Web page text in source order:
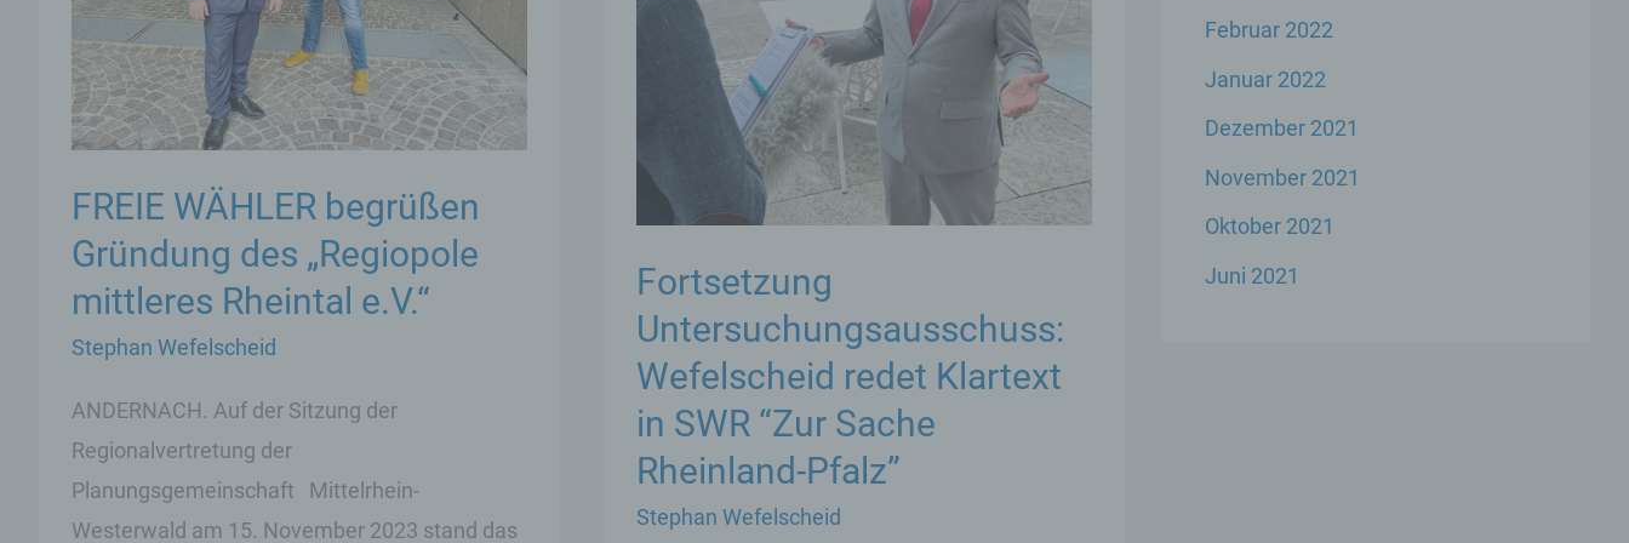
FREIE WÄHLER begrüßen
Gründung des „Regiopole
mittleres Rheintal e.V.“
Stephan Wefelscheid
ANDERNACH. Auf der Sitzung der
Regionalvertretung der
Planungsgemeinschaft Mittelrhein-
Westerwald am 15. November 2023 stand das
Fortsetzung
Untersuchungsausschuss:
Wefelscheid redet Klartext
in SWR “Zur Sache
Rheinland-Pfalz”
Stephan Wefelscheid
Februar 2022
Januar 2022
Dezember 2021
November 2021
Oktober 2021
Juni 2021
Verwendung, die Offenlegung durch Übermittlung,
Verbreitung oder eine andere Form der Bereitstellung, den
Abgleich oder die Verknüpfung, die Einschränkung, das
Löschen oder die Vernichtung.
d) Einschränkung der Verarbeitung
künftige Verarbeitung einzuschränken.
e) Profiling
Profiling ist jede Art der automatisierten Verarbeitung
personenbezogener Daten, die darin besteht, dass diese
personenbezogenen Daten verwendet werden, um
bestimmte persönliche Aspekte, die sich auf eine natürliche